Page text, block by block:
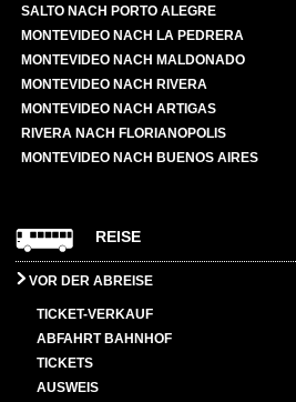
SALTO NACH PORTO ALEGRE
MONTEVIDEO NACH LA PEDRERA
MONTEVIDEO NACH MALDONADO
MONTEVIDEO NACH RIVERA
MONTEVIDEO NACH ARTIGAS
RIVERA NACH FLORIANOPOLIS
MONTEVIDEO NACH BUENOS AIRES
REISE
VOR DER ABREISE
TICKET-VERKAUF
ABFAHRT BAHNHOF
TICKETS
AUSWEIS